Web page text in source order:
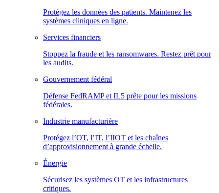
Protégez les données des patients. Maintenez les
systèmes cliniques en ligne.
Services financiers
Stoppez la fraude et les ransomwares. Restez prêt pour
les audits.
Gouvernement fédéral
Défense FedRAMP et IL5 prête pour les missions
fédérales.
Industrie manufacturière
Protégez l’OT, l’IT, l’IIOT et les chaînes
d’approvisionnement à grande échelle.
Énergie
Sécurisez les systèmes OT et les infrastructures
critiques.